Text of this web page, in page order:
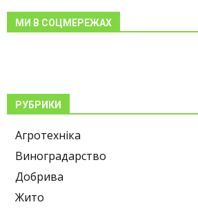
МИ В СОЦМЕРЕЖАХ
РУБРИКИ
Агротехніка
Виноградарство
Добрива
Жито